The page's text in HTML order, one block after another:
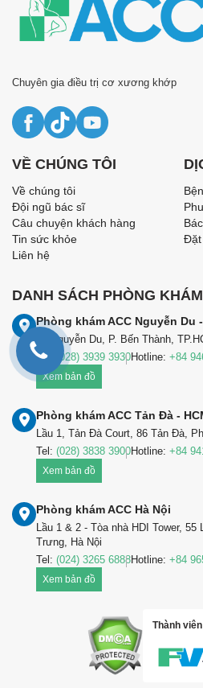
Chuyên gia điều trị cơ xương khớp
DANH SÁCH PHÒNG KHÁM
Phòng khám ACC Nguyễn Du
99 Nguyễn Du, P. Bến Thành,
Tel:
(028) 3939 3930Hotline: +84
Xem bản đồ
Phòng khám ACC Tản Đà -
Lầu 1, Tản Đà Court, 86 Tản Đà,
Tel: (028) 3838 3900Hotline: +84
Xem bản đồ
Phòng khám ACC Hà Nội
Lầu 1 & 2 - Tòa nhà HDI Tower,
Trưng, Hà Nội
Tel: (024) 3265 6888Hotline: +84
Xem bản đồ
VỀ CHÚNG TÔI
Về chúng tôi
Đội ngũ bác sĩ
Câu chuyện khách hàng
Tin sức khỏe
Liên hệ
Đặt
Thành